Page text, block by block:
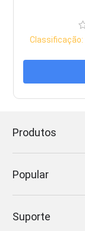
Classificação:
Produtos
Popular
Suporte